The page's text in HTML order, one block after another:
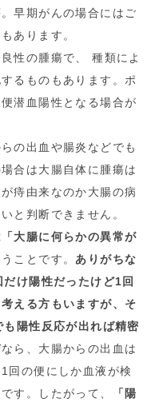
早期がんの場合にはご
あります。
性の腫瘍で、 種類によ
るものもあります。ポ
潜血陽性となる場合が
の出血や腸炎などでも
合は大腸自体に腫瘍は
痔由来なのか大腸の病
と判断できません。
大腸に何らかの異常が
ことです。ありがちな
け陽性だったけど1回
える方もいますが、そ
陽性反応が出れば精密
ら、大腸からの出血は
回の便にしか血液が検
す。したがって、
「陽